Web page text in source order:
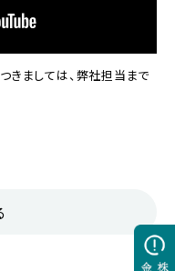
きましては、弊社担当まで